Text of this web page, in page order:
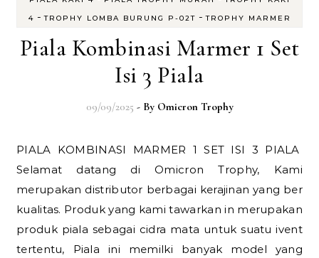
4 -TROPHY LOMBA BURUNG P-02T -TROPHY MARMER
Piala Kombinasi Marmer 1 Set
Isi 3 Piala
09/09/2025 - By Omicron Trophy
PIALA KOMBINASI MARMER 1 SET ISI 3 PIALA
Selamat datang di Omicron Trophy, Kami
merupakan distributor berbagai kerajinan yang ber
kualitas. Produk yang kami tawarkan in merupakan
produk piala sebagai cidra mata untuk suatu ivent
tertentu, Piala ini memilki banyak model yang